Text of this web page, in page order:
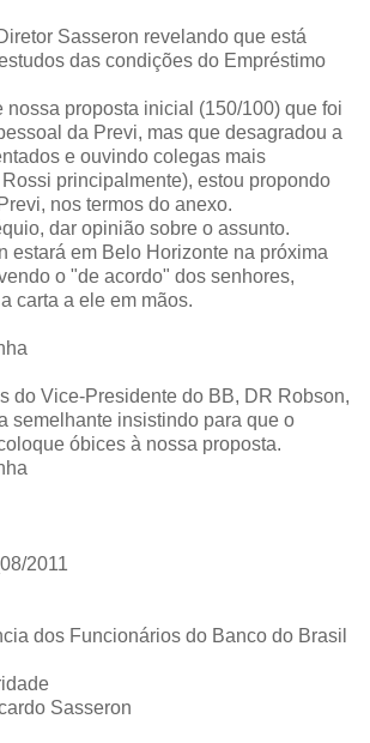
Sasseron revelando que está
das condições do Empréstimo
nossa proposta inicial (150/100) que foi
da Previ, mas que desagradou a
e ouvindo colegas mais
principalmente), estou propondo
nos termos do anexo.
dar opinião sobre o assunto.
estará em Belo Horizonte na próxima
o "de acordo" dos senhores,
carta a ele em mãos.
do Vice-Presidente do BB, DR Robson,
semelhante insistindo para que o
óbices à nossa proposta.
2011
dos Funcionários do Banco do Brasil
Sasseron